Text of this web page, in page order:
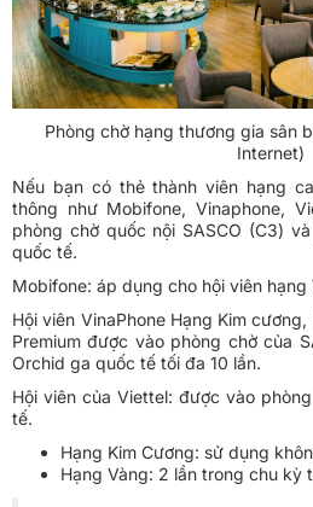
Phòng chờ hạng thương gia sân
Internet)
Nếu bạn có thẻ thành viên hạng
thông như Mobifone, Vinaphone,
phòng chờ quốc nội SASCO (C3)
quốc tế.
Mobifone: áp dụng cho hội viên hạng
Hội viên VinaPhone Hạng Kim
Premium được vào phòng chờ của
Orchid ga quốc tế tối đa 10 lần.
Hội viên của Viettel: được vào
tế.
Hạng Kim Cương: sử dụng
Hạng Vàng: 2 lần trong chu kỳ